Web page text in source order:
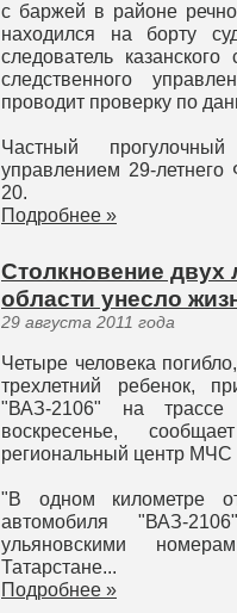
с баржей в районе
находился на борту
следователь
следственного
проводит проверку по
Частный
управлением 29-
20.
Подробнее »
Столкновение двух
области унесло
29 августа 2011 года
Четыре человека
трехлетний ребенок,
"ВАЗ-2106" на трассе
воскресенье,
региональный центр
"В одном километре
автомобиля "ВАЗ-
ульяновскими
Татарстане...
Подробнее »